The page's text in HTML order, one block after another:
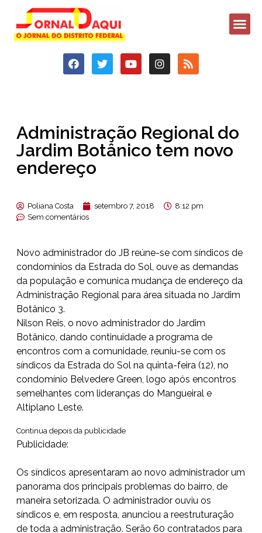
Administração Regional do
Jardim Botânico tem novo
endereço
Poliana Costa setembro 7, 2018
8:12 pm
Sem comentários
Novo administrador do JB reúne-se com síndicos de
condomínios da Estrada do Sol, ouve as demandas
da população e comunica mudança de endereço da
Administração Regional para área situada no Jardim
Botânico 3.
Nilson Reis, o novo administrador do Jardim
Botânico, dando continuidade a programa de
encontros com a comunidade, reuniu-se com os
síndicos da Estrada do Sol na quinta-feira (12), no
condomínio Belvedere Green, logo após encontros
semelhantes com lideranças do Mangueiral e
Altiplano Leste.
Continua depois da publicidade
Publicidade:
Os síndicos apresentaram ao novo administrador um
panorama dos principais problemas do bairro, de
maneira setorizada. O administrador ouviu os
síndicos e, em resposta, anunciou a reestruturação
de toda a administração. Serão 60 contratados para